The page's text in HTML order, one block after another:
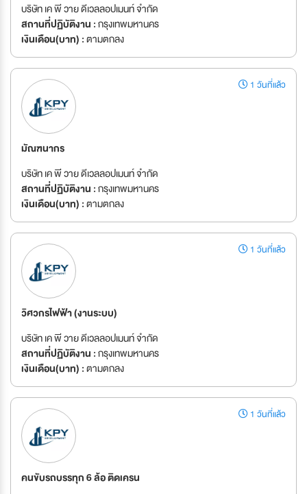
บริษัท เค พี วาย ดีเวลลอปเมนท์ จำกัด
สถานที่ปฏิบัติงาน :กรุงเทพมหานคร
เงินเดือน(บาท) :ตามตกลง
1 วันที่แล้ว
มัณฑนากร
บริษัท เค พี วาย ดีเวลลอปเมนท์ จำกัด
สถานที่ปฏิบัติงาน :กรุงเทพมหานคร
เงินเดือน(บาท) :ตามตกลง
1 วันที่แล้ว
วิศวกรไฟฟ้า (งานระบบ)
บริษัท เค พี วาย ดีเวลลอปเมนท์ จำกัด
สถานที่ปฏิบัติงาน :กรุงเทพมหานคร
เงินเดือน(บาท) :ตามตกลง
1 วันที่แล้ว
คนขับรถบรรทุก 6 ล้อ ติดเครน